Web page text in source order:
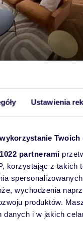
Ustawienia
Twoich
partnerami
korzystając z takich
wychodzenia
produktów.
danych i w jakich